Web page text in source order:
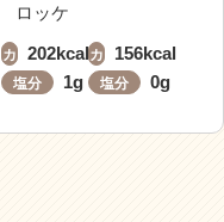
ロッケ
カ
ロ
202kcal
塩分 1g
カ
ロ
156kcal
塩分 0g